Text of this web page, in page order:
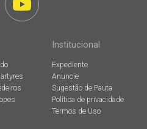
Institucional
Expediente
Anuncie
Sugestão de Pauta
Política de privacidade
Termos de Uso